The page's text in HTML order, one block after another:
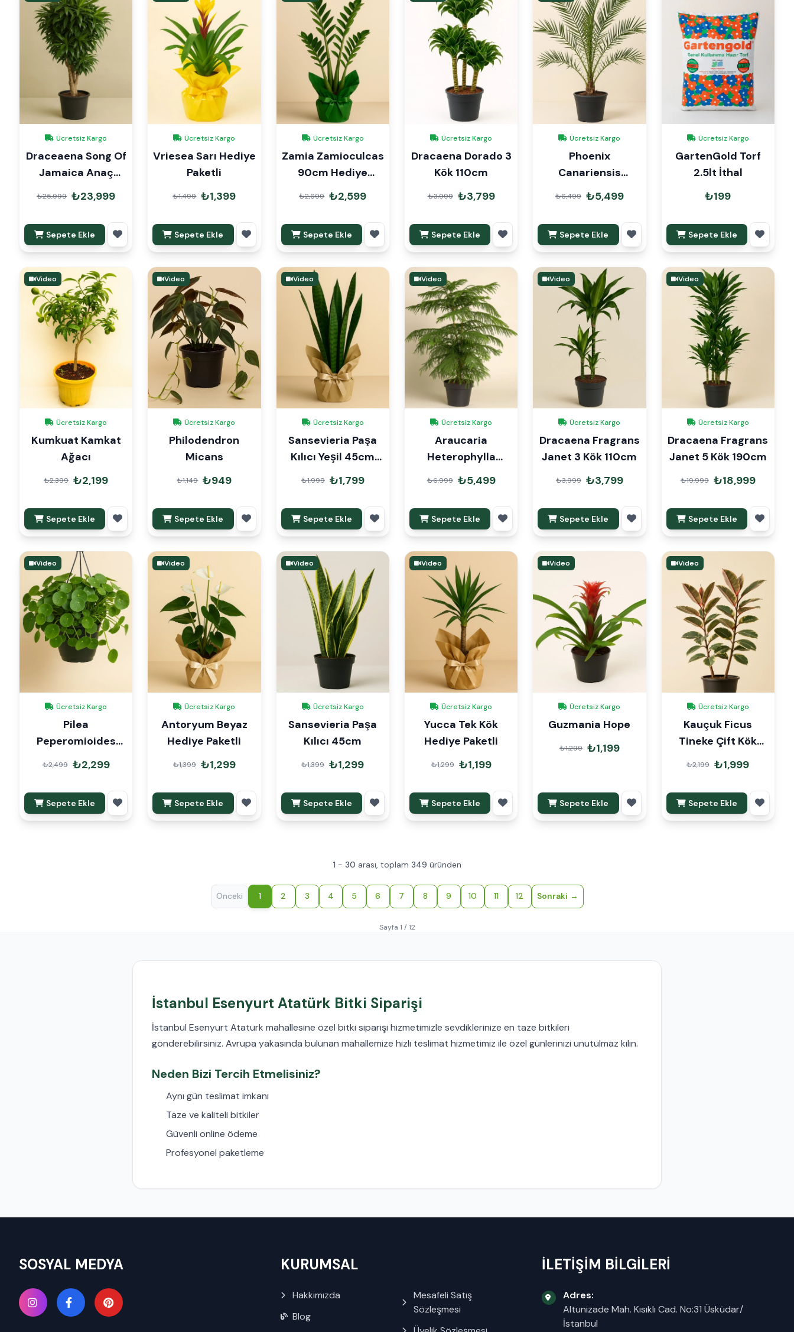
Ücretsiz Kargo
Draceaena Song Of
Jamaica Anaç
160cm
₺25,999 ₺23,999
Sepete Ekle
Ücretsiz Kargo
Vriesea Sarı Hediye
Paketli
₺1,499 ₺1,399
Sepete Ekle
Ücretsiz Kargo
Zamia Zamioculcas
90cm Hediye
Paketli
₺2,699 ₺2,599
Sepete Ekle
Ücretsiz Kargo
Dracaena Dorado 3
Kök 110cm
₺3,999 ₺3,799
Sepete Ekle
Ücretsiz Kargo
Phoenix
Canariensis
Kanarya Hurması
150cm
₺6,499 ₺5,499
Sepete Ekle
Ücretsiz Kargo
GartenGold Torf
2.5lt İthal
₺199
Sepete Ekle
Video
Ücretsiz Kargo
Kumkuat Kamkat
Ağacı
₺2,399 ₺2,199
Sepete Ekle
Video
Ücretsiz Kargo
Philodendron
Micans
₺1,149 ₺949
Sepete Ekle
Video
Ücretsiz Kargo
Sansevieria Paşa
Kılıcı Yeşil 45cm
Hediye Paketli
₺1,999 ₺1,799
Sepete Ekle
Video
Ücretsiz Kargo
Araucaria
Heterophylla
Arokarya Çam 110-
120cm
₺6,999 ₺5,499
Sepete Ekle
Video
Ücretsiz Kargo
Dracaena Fragrans
Janet 3 Kök 110cm
₺3,999 ₺3,799
Sepete Ekle
Video
Ücretsiz Kargo
Dracaena Fragrans
Janet 5 Kök 190cm
₺19,999 ₺18,999
Sepete Ekle
Video
Ücretsiz Kargo
Pilea
Peperomioides
Para Çiçeği Askılı
₺2,499 ₺2,299
Sepete Ekle
Video
Ücretsiz Kargo
Antoryum Beyaz
Hediye Paketli
₺1,399 ₺1,299
Sepete Ekle
Video
Ücretsiz Kargo
Sansevieria Paşa
Kılıcı 45cm
₺1,399 ₺1,299
Sepete Ekle
Video
Ücretsiz Kargo
Yucca Tek Kök
Hediye Paketli
₺1,299 ₺1,199
Sepete Ekle
Video
Ücretsiz Kargo
Guzmania Hope
₺1,299 ₺1,199
Sepete Ekle
Video
Ücretsiz Kargo
Kauçuk Ficus
Tineke Çift Kök
150cm
₺2,199 ₺1,999
Sepete Ekle
1 - 30 arası, toplam 349 üründen
Önceki 1 2 3 4 5 6 7 8 9 10 11 12 Sonraki
Sayfa 1 / 12
İstanbul Esenyurt Atatürk Bitki Siparişi
İstanbul Esenyurt Atatürk mahallesine özel bitki siparişi hizmetimizle sevdiklerinize en taze bitkileri
gönderebilirsiniz. Avrupa yakasında bulunan mahallemize hızlı teslimat hizmetimiz ile özel günlerinizi unutulmaz kılın.
Neden Bizi Tercih Etmelisiniz?
Aynı gün teslimat imkanı
Taze ve kaliteli bitkiler
Güvenli online ödeme
Profesyonel paketleme
SOSYAL MEDYA KURUMSAL
Hakkımızda
Blog
Mesafeli Satış
Sözleşmesi
İLETİŞİM BİLGİLERİ
Adres:
Altunizade Mah. Kısıklı Cad. No:31 Üsküdar/
İstanbul